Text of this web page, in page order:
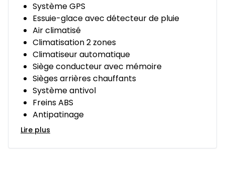
Système GPS
Essuie-glace avec détecteur de pluie
Air climatisé
Climatisation 2 zones
Climatiseur automatique
Siège conducteur avec mémoire
Sièges arrières chauffants
Système antivol
Freins ABS
Antipatinage
Lire plus